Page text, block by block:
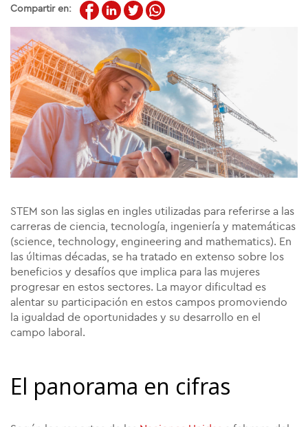
Compartir en:
STEM son las siglas en ingles utilizadas para referirse a las
carreras de ciencia, tecnología, ingeniería y matemáticas
(science, technology, engineering and mathematics). En
las últimas décadas, se ha tratado en extenso sobre los
beneficios y desafíos que implica para las mujeres
progresar en estos sectores. La mayor dificultad es
alentar su participación en estos campos promoviendo
la igualdad de oportunidades y su desarrollo en el
campo laboral.
El panorama en cifras